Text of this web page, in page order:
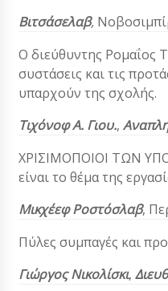
Βιτσάσελαβ,
Ο διεύθυντης Ρομαΐος
συστάσεις και τις
υπαρχούν της σχολής.
Τιχόνοφ Α. Γιου.,
ΧΡΙΣΙΜΟΠΟΙΟΙ ΤΩΝ
είναι το θέμα της
ΜικχέεφΡοστόσλαβ,
Πύλες συμπαγές και
Γιώργος Νικολίσκι,